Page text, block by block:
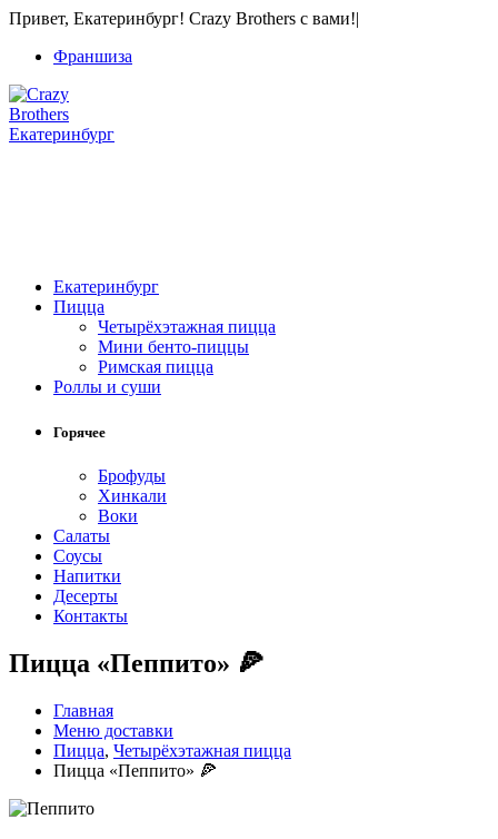
Привет, Екатеринбург! Crazy Brothers с вами!|
Франшиза
Екатеринбург
Екатеринбург
Пицца
Четырёхэтажная пицца
Мини бенто-пиццы
Римская пицца
Роллы и суши
Горячее
Брофуды
Хинкали
Воки
Салаты
Соусы
Напитки
Десерты
Контакты
Пицца «Пеппито» 🍕
Главная
Меню доставки
Пицца, Четырёхэтажная пицца
Пицца «Пеппито» 🍕